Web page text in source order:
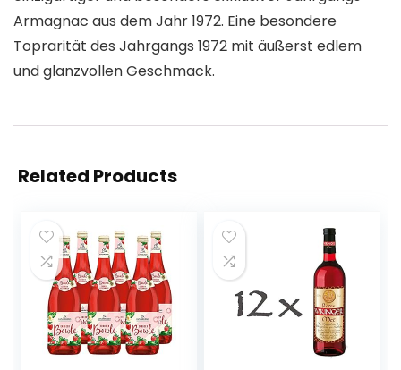
Armagnac aus dem Jahr 1972. Eine besondere
Toprarität des Jahrgangs 1972 mit äußerst edlem
und glanzvollen Geschmack.
Related Products